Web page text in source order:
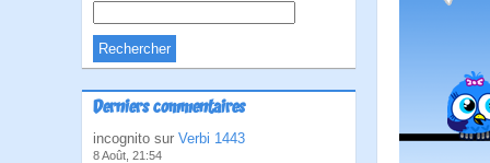
Derniers commentaires
incognito sur Verbi 1443
8 Août, 21:54